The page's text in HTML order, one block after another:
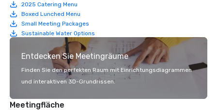
2025 Catering Menu
Boxed Lunched Menu
Small Meeting Packages
Sustainable Water Options
Entdecken Sie Meetingräume
Finden Sie den perfekten Raum mit Einrichtungsdiagrammen
und interaktiven 3D-Grundrissen.
Meetingfläche